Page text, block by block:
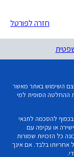
חזרה לפורטל
השימוש באתר מאשר
ההחלטה הסופית למי
בכפוף להסכמה לתנאי
או עקיפה עם
כל הזכויות שמורות
בלבד. אם אינך